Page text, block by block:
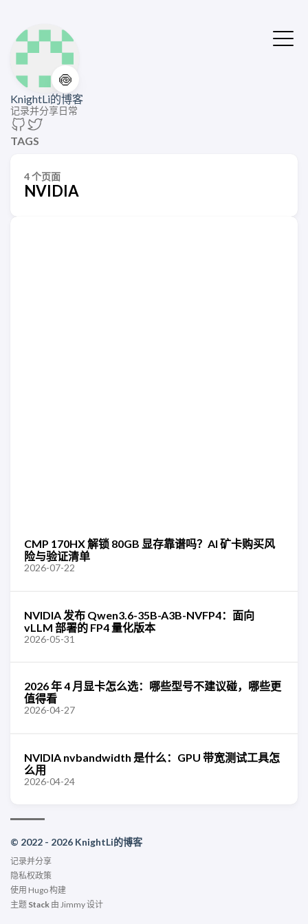
🍥
KnightLi的博客
记录并分享日常
TAGS
4 个页面
NVIDIA
CMP 170HX 解锁 80GB 显存靠谱吗？AI 矿卡购买风
险与验证清单
2026-07-22
NVIDIA 发布 Qwen3.6-35B-A3B-NVFP4：面向
vLLM 部署的 FP4 量化版本
2026-05-31
2026 年 4 月显卡怎么选：哪些型号不建议碰，哪些更
值得看
2026-04-27
NVIDIA nvbandwidth 是什么：GPU 带宽测试工具怎
么用
2026-04-24
© 2022 - 2026 KnightLi的博客
记录并分享
隐私权政策
使用 Hugo构建
主题 Stack 由 Jimmy设计